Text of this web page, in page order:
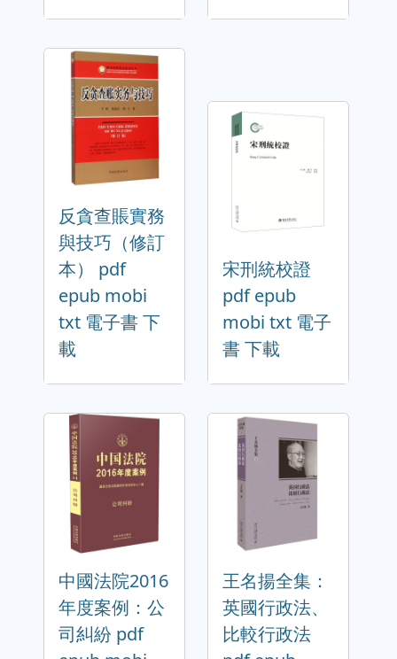
反貪查賬實務
與技巧（修訂
本） pdf
epub mobi
txt 電子書 下
載
宋刑統校證
pdf epub
mobi txt 電子
書 下載
中國法院2016
年度案例：公
司糾紛 pdf
王名揚全集：
英國行政法、
比較行政法